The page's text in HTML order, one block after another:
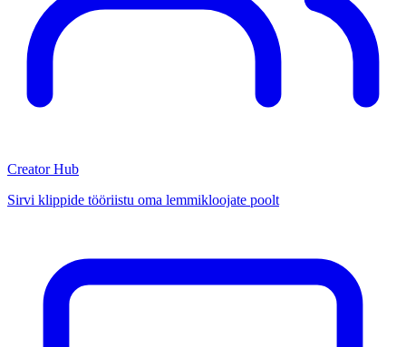
Creator Hub
Sirvi klippide tööriistu oma lemmikloojate poolt